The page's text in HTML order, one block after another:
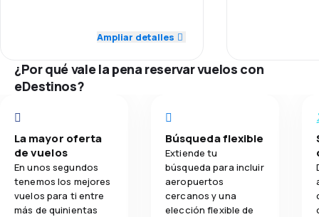
5.0
Red de conexiones 5.0
Comodidad de viaje 5.0
Transporte de equipaje 5.0
Ampliar detalles
Comodidad
Transporte
¿Por qué vale la pena reservar vuelos con
eDestinos?
La mayor oferta
de vuelos
En unos segundos
tenemos los mejores
vuelos para ti entre
más de quinientas
Búsqueda flexible
Extiende tu
búsqueda para incluir
aeropuertos
cercanos y una
elección flexible de